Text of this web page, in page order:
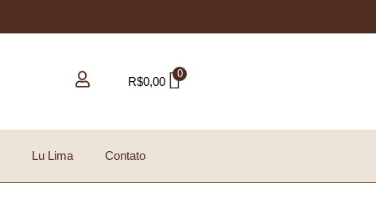
R$0,00
0
Lu Lima Contato